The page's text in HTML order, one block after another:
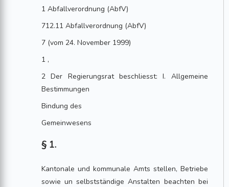
1 Abfallverordnung (AbfV)
712.11 Abfallverordnung (AbfV)
7 (vom 24. November 1999)
1 ,
2 Der Regierungsrat beschliesst: I. Allgemeine
Bestimmungen
Bindung des
Gemeinwesens
§ 1.
Kantonale und kommunale Amts stellen, Betriebe
sowie un selbstständige Anstalten beachten bei